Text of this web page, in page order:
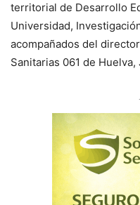
territorial de Desarrollo
Universidad,
acompañados del
Sanitarias 061 de Huelva,